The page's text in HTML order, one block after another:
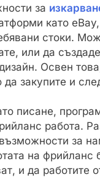
за
като
стоки.
или да
Освен
закупите и
писане,
работа.
за
на фрийланс
и да работите